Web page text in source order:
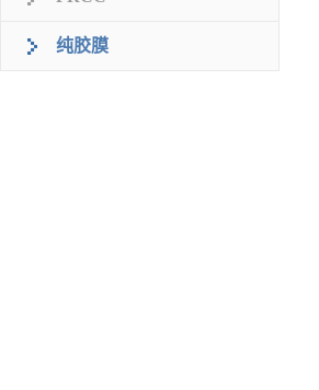
纯胶膜